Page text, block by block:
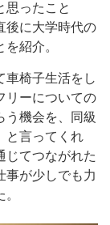
ったこと
後に大学時代の
紹介。
椅子生活をし
リーについての
う機会を、同級
と言ってくれ
じてつながれた
事が少しでも力